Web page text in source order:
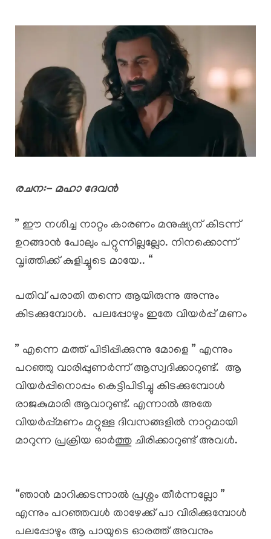
രചന:- മഹാ ദേവന്‍
” ഈ നശിച്ച നാറ്റം കാരണം മനുഷ്യന് കിടന്ന്
ഉറങ്ങാൻ പോലും പറ്റുന്നില്ലല്ലോ. നിനക്കൊന്ന്
വൃiത്തിക്ക് കുളിച്ചൂടെ മായേ.. “
പതിവ് പരാതി തന്നെ ആയിരുന്നു അന്നും
കിടക്കുമ്പോൾ. പലപ്പോഴും ഇതേ വിയർപ്പ് മണം
” എന്നെ മത്ത്‌ പിടിപ്പിക്കുന്നു മോളെ ” എന്നും
പറഞ്ഞു വാരിപ്പുണർന്ന് ആസ്വദിക്കാറുണ്ട്. ആ
വിയർപ്പിനൊപ്പം കെട്ടിപിടിച്ചു കിടക്കുമ്പോൾ
രാജകുമാരി ആവാറുണ്ട്. എന്നാൽ അതേ
വിയർപ്പ്മണം മറ്റുള്ള ദിവസങ്ങളിൽ നാറ്റമായി
മാറുന്ന പ്രക്രിയ ഓർത്തു ചിരിക്കാറുണ്ട് അവൾ.
“ഞാൻ മാറിക്കടന്നാൽ പ്രശ്നം തീർന്നല്ലോ ”
എന്നും പറഞ്ഞവൾ താഴേക്ക് പാ വിരിക്കുമ്പോൾ
പലപ്പോഴും ആ പായുടെ ഓരത്ത്‌ അവനും